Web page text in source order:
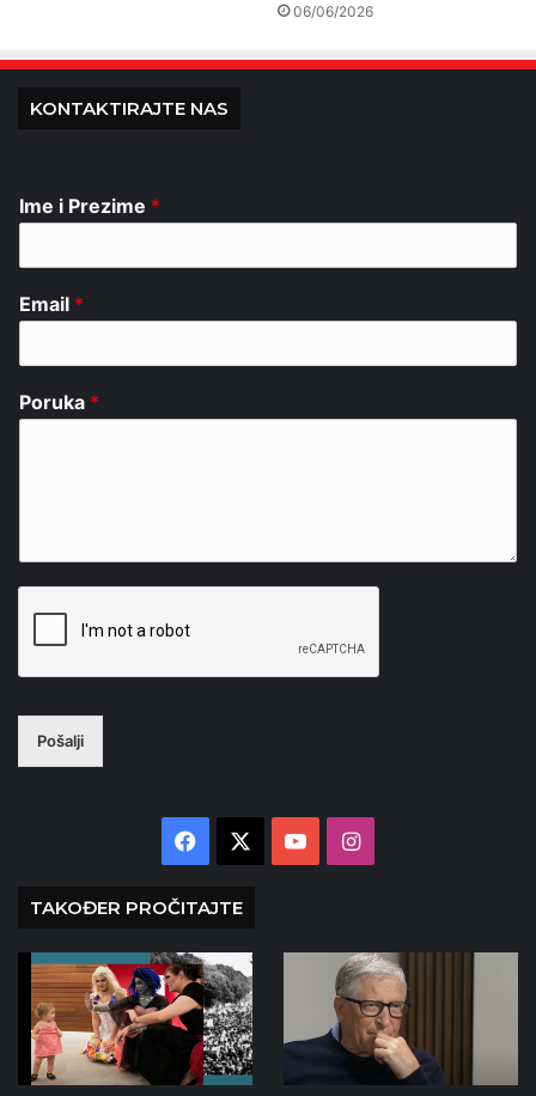
06/06/2026
KONTAKTIRAJTE NAS
Ime i Prezime *
Email *
Poruka *
Pošalji
Facebook YouTubeInstagram
TAKOĐER PROČITAJTE